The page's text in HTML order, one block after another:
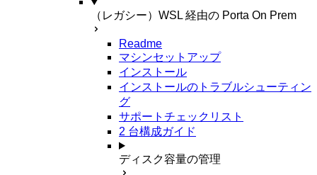
（レガシー）WSL 経由の Porta On Prem
Readme
マシンセットアップ
インストール
インストールのトラブルシューティン
グ
サポートチェックリスト
2 台構成ガイド
ディスク容量の管理